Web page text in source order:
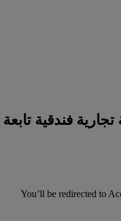
You’ll be redirected to